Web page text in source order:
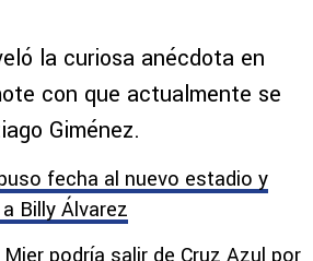
Bebote para Santiago
con que actualmente se
Giménez.